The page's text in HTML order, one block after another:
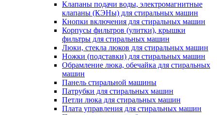
Клапаны подачи воды, электромагнитные
клапаны (КЭНы) для стиральных машин
Кнопки включения для стиральных машин
Корпусы фильтров (улитки), крышки
фильтры для стиральных машин
Люки, стекла люков для стиральных машин
Ножки (подставки) для стиральных машин
Обрамление люка, обечайка для стиральных
машин
Панель стиральной машины
Патрубки для стиральных машин
Петли люка для стиральных машин
Плата управления для стиральных машин